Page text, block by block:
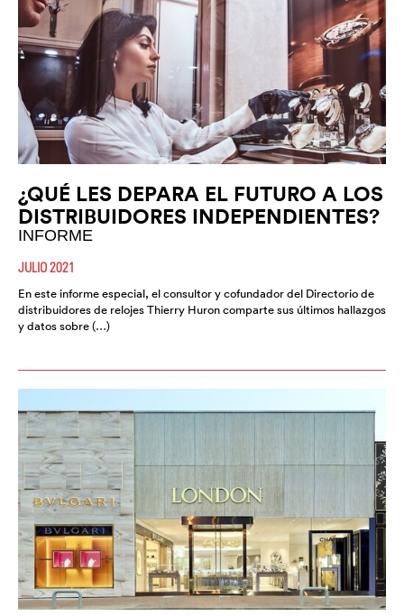
¿QUÉ LES DEPARA EL FUTURO A LOS
DISTRIBUIDORES INDEPENDIENTES?
INFORME
JULIO 2021
En este informe especial, el consultor y cofundador del Directorio de
distribuidores de relojes Thierry Huron comparte sus últimos hallazgos
y datos sobre (…)